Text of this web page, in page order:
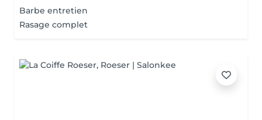
Barbe entretien
Rasage complet